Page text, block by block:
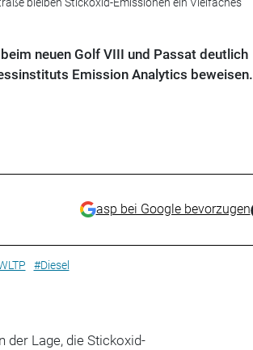
neuen Golf VIII und Passat deutlich
Emission Analytics beweisen.
asp bei Google bevorzugen
#Diesel
der Lage, die Stickoxid-